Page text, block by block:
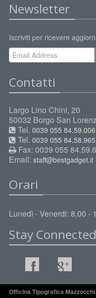
Newsletter
Iscriviti per ricevere
Contatti
Largo Lino Chini, 20
50032 Borgo San
Tel. 0039 055 84.59.006
Tel. 0039 055 84.58.965
Fax: 0039 055
Email: staff@bestgadget.it
Orari
Lunedì - Venerdi: 8,00 -
Stay Connected
Officina Tipografica